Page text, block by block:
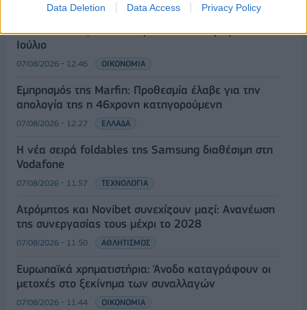
Data Deletion Data Access Privacy Policy
07/08/2026 - 13:07 ΟΙΚΟΝΟΜΙΑ
ΕΛΣΤΑΤ: Στο 3,4% υποχώρησε ο πληθωρισμός τον
Ιούλιο
07/08/2026 - 12:46 ΟΙΚΟΝΟΜΙΑ
Εμπρησμός της Marfin: Προθεσμία έλαβε για την
απολογία της η 46χρονη κατηγορούμενη
07/08/2026 - 12:27 ΕΛΛΑΔΑ
Η νέα σειρά foldables της Samsung διαθέσιμη στη
Vodafone
07/08/2026 - 11:57 ΤΕΧΝΟΛΟΓΙΑ
Ατρόμητος και Novibet συνεχίζουν μαζί: Ανανέωση
της συνεργασίας τους μέχρι το 2028
07/08/2026 - 11:50 ΑΘΛΗΤΙΣΜΟΣ
Ευρωπαϊκά χρηματιστήρια: Άνοδο καταγράφουν οι
μετοχές στο ξεκίνημα των συναλλαγών
07/08/2026 - 11:44 ΟΙΚΟΝΟΜΙΑ